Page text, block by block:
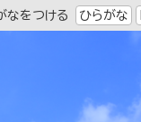
なをつける ひらがな